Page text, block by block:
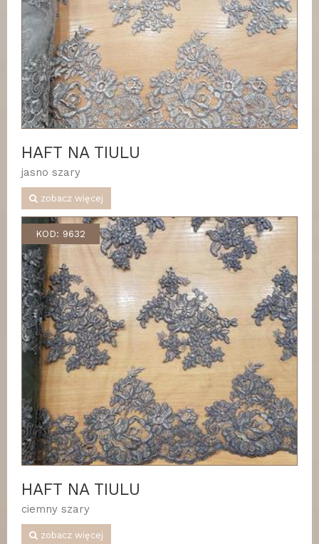
HAFT NA TIULU
jasno szary
zobacz więcej
KOD: 9632
HAFT NA TIULU
ciemny szary
zobacz więcej